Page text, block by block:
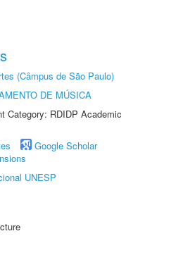
(Câmpus de São Paulo)
DE MÚSICA
Category: RDIDP Academic
Google Scholar
UNESP